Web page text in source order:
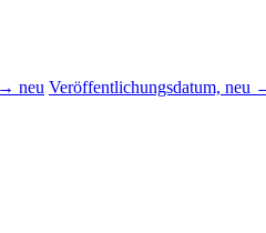
neu Veröffentlichungsdatum, neu